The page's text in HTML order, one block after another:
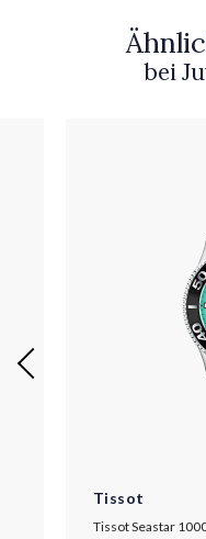
bei
Tissot
Tissot Seastar